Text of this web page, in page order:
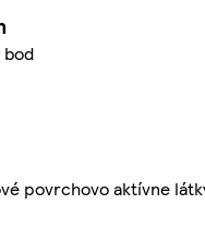
povrchovo aktívne